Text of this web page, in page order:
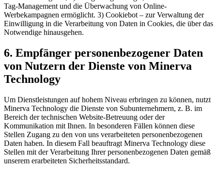
Tag-Management und die Überwachung von Online-
Werbekampagnen ermöglicht. 3) Cookiebot – zur Verwaltung der
Einwilligung in die Verarbeitung von Daten in Cookies, die über das
Notwendige hinausgehen.
6. Empfänger personenbezogener Daten
von Nutzern der Dienste von Minerva
Technology
Um Dienstleistungen auf hohem Niveau erbringen zu können, nutzt
Minerva Technology die Dienste von Subunternehmern, z. B. im
Bereich der technischen Website-Betreuung oder der
Kommunikation mit Ihnen. In besonderen Fällen können diese
Stellen Zugang zu den von uns verarbeiteten personenbezogenen
Daten haben. In diesem Fall beauftragt Minerva Technology diese
Stellen mit der Verarbeitung Ihrer personenbezogenen Daten gemäß
unserem erarbeiteten Sicherheitsstandard.